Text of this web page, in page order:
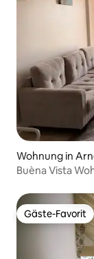
Wohnung in
Buèna Vista
Gäste-Favorit
Gäste-Favorit